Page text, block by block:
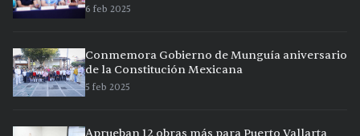
6 feb 2025
Conmemora Gobierno de Munguía aniversario
de la Constitución Mexicana
5 feb 2025